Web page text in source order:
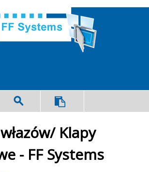
Klapy
- FF Systems